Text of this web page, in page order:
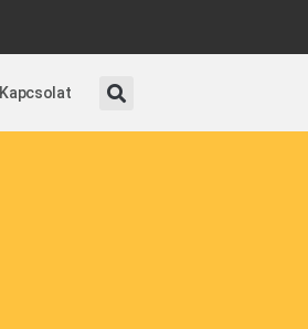
Kapcsolat